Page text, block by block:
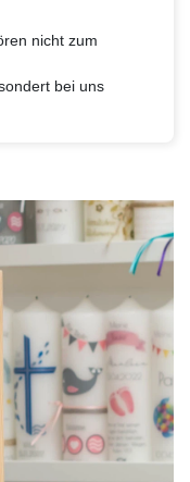
nicht zum
bei uns